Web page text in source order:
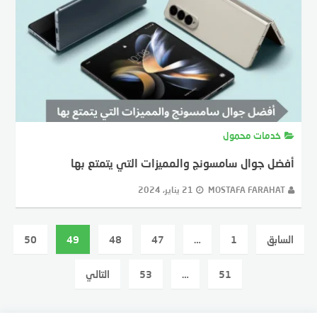
خدمات محمول
أفضل جوال سامسونج والمميزات التي يتمتع بها
MOSTAFA FARAHAT 21 يناير، 2024
تعددالسابق 1
…
47
48
49
50
51
…
53 التالي